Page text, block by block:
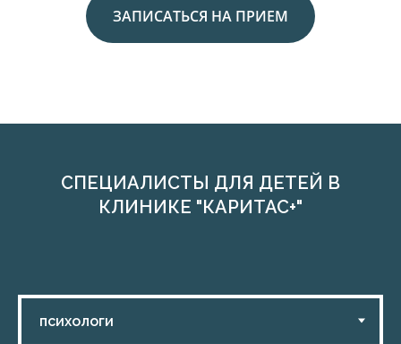
ЗАПИСАТЬСЯ НА ПРИЕМ
СПЕЦИАЛИСТЫ ДЛЯ ДЕТЕЙ В
КЛИНИКЕ "КАРИТАС+"